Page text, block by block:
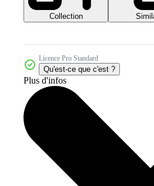
Collection
Licence Pro Standard
Qu'est-ce que c'est ?
Plus d'infos